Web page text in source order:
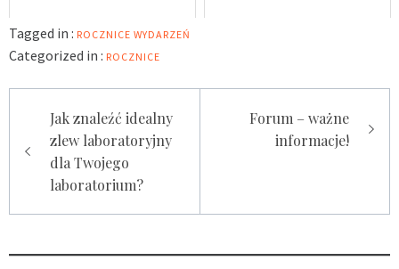
Tagged in : ROCZNICE WYDARZEŃ
Categorized in : ROCZNICE
Nawigacja
wpisu
Jak znaleźć idealny
zlew laboratoryjny
dla Twojego
laboratorium?
Forum – ważne
informacje!